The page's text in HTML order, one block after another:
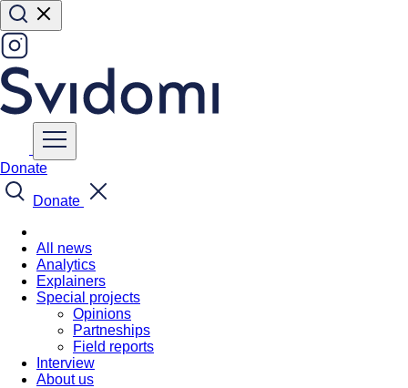
Donate
Donate
All news
Analytics
Explainers
Special projects
Opinions
Partneships
Field reports
Interview
About us